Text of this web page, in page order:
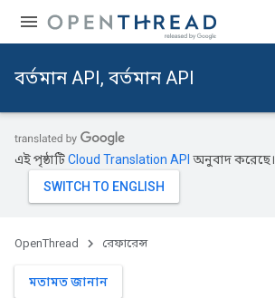
বর্তমান API, বর্তমান API
এই পৃষ্ঠাটিCloud Translation API অনুবাদ করেছে।
OpenThread রেফারেন্স
মতামত জানান